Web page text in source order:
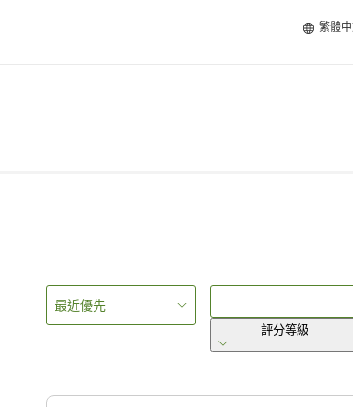
繁體中
最近優先
評分等級